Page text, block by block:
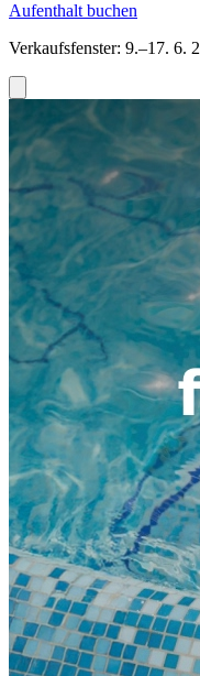
Aufenthalt buchen
Verkaufsfenster: 9.–17. 6.